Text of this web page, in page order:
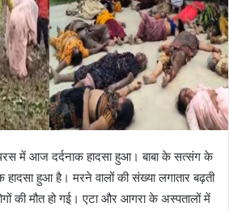
में आज दर्दनाक हादसा हुआ। बाबा के सत्संग के
हुआ है। मरने वालों की संख्या लगातार बढ़ती
की मौत हो गई। एटा और आगरा के अस्पतालों में